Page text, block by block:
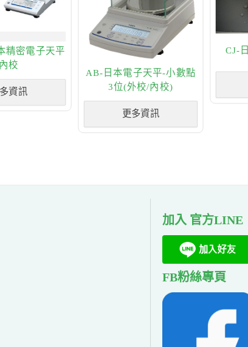
精密電子天平
內校
資訊
AB-日本電子天平-小數點
3位(外校/內校)
更多資訊
CJ-
加入 官方LINE
FB粉絲專頁